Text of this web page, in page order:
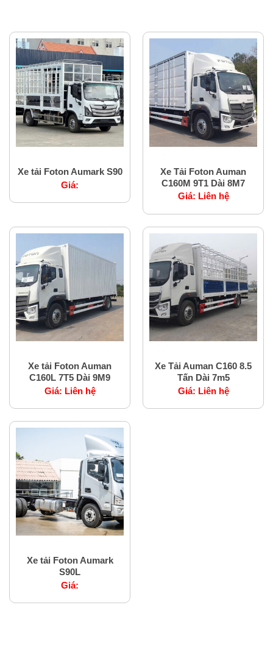
Xe tải Foton Aumark S90
Giá:
Xe Tải Foton Auman
C160M 9T1 Dài 8M7
Giá: Liên hệ
Xe tải Foton Auman
C160L 7T5 Dài 9M9
Giá: Liên hệ
Xe Tải Auman C160 8.5
Tấn Dài 7m5
Giá: Liên hệ
Xe tải Foton Aumark
S90L
Giá: